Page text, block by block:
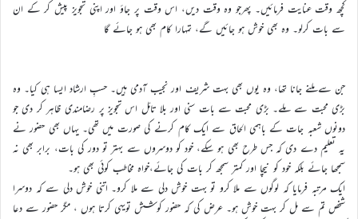
کچھ وقت عنایت فرمائیں۔ پھرجو وہ وقت دیں، اس وقت پر جاؤ اور اپنی تجویز پیش کر کے ان
سے بات کرلو۔ وہ بھی خوش ہو جائیں گے، تمہارا کام بھی ہو جائے گا
جن سے ملنے جانا تھا، وہ یوں بھی بہت شریف اور نجیب آدمی ہیں۔ حسبِ ارشاد ایسا ہی کیا۔ وہ
بڑی محبت سے ملے۔ بڑی محبت سے بات سنی اور بلا تامّل اس تجویز پر رضامندی ظاہر کر دی جو
دونوں شعبہ جات کے باہمی الحاق سے ایک کام کرنے کی صورت میں تھی۔ یہاں بھی حضور نے
یہ تعلیم دے دی کہ جس طرح بھی ہو سکے، خود کو دوسروں سے بہتر تو دور کی بات، برابر بھی نہ
سمجھا جائے بلکہ خود کو نیچا اور کمتر سمجھ کر بات کی جائے،خواہ مخاطب کوئی بھی ہو۔
ایک مرتبہ فرمایا کہ لوگوں سے ملا کرو تو بہت خوش دلی سے ملا کرو۔ اتنی خوش دلی سے کہ دوسرا
شخص تم سے مل کر بہت خوش ہو۔ عرض کی کہ حضور کوشش تویہی کرتا ہوں ، مگر حضور سے دعا